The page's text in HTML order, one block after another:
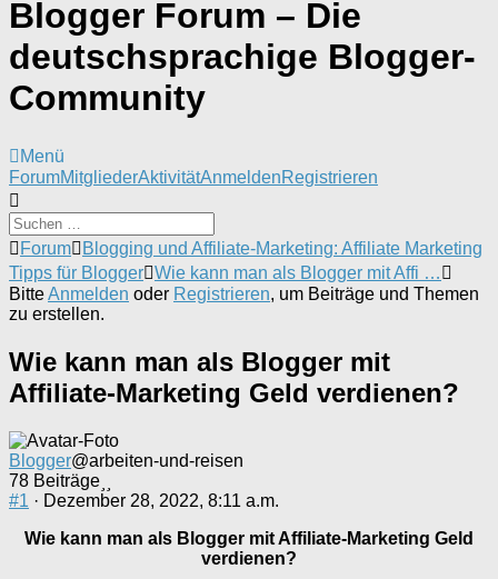
Blogger Forum – Die
deutschsprachige Blogger-
Community
Menü
Forum-
Navigation
ForumMitgliederAktivitätAnmeldenRegistrieren
Forum-
Breadcrumbs
-
Du
bist
Forum
Blogging und Affiliate-Marketing: Affiliate Marketing
Tipps für Blogger Wie kann man als Blogger mit Affi …
BitteAnmelden oder Registrieren, um Beiträge und Themen
zu erstellen.
Wie kann man als Blogger mit
Affiliate-Marketing Geld verdienen?
Blogger@arbeiten-und-reisen
78 Beiträge
#1 · Dezember 28, 2022, 8:11 a.m.
Wie kann man als Blogger mit Affiliate-Marketing Geld
verdienen?